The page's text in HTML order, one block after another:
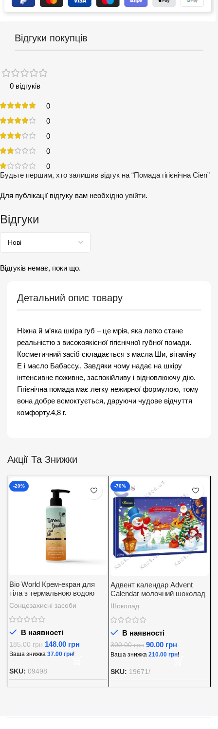
Детальний опис товару
Ніжна й м’яка шкіра губ – це мрія, яка легко стане
реальністю з високоякісної гігієнічної губної помади.
Косметичний засіб складається з масла Ши, вітаміну
Е і масло Бабассу., Завдяки чому надає на шкіру
інтенсивне поживне, заспокійливу і відновлюючу дію.
Гігієнічна помада має легку нежирної формулою, тому
вона добре всмоктується, даруючи чудове відчуття
комфорту.4,8 г.
Відгуки покупців
0 відгуків
0
0
0
0
0
Відгуки
Відгуків немає, поки що.
Будьте першим, хто залишив відгук на “Помада гігієнічна Cien”
Для публікації відгуку вам необхідно увійти.
Акції Та Знижки
-20%
Bio World Крем-екран для
тіла з термальною водою
SPF 30
Сонцезахисні засоби
В наявності
185.00грн 148.00 грн
Ваша знижка 37.00 грн!
SKU: 09498
-70%
Адвент календар Advent
Calendar молочний шоколад
із вершковою начинкою
Baron 200 г.
Шоколад
В наявності
300.00грн 90.00 грн
Ваша знижка 210.00 грн!
SKU: 19671/